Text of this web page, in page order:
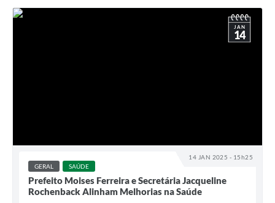
14 JAN 2025 - 15h25
JAN
14
GERAL SAÚDE
Prefeito Moises Ferreira e Secretária Jacqueline
Rochenback Alinham Melhorias na Saúde